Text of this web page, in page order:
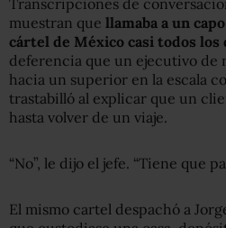
muestran que llamaba a un
cártel de México casi todos los
deferencia que un ejecutivo de
hacia un superior en la escala
trastabilló al explicar que un
hasta volver de un viaje.
“No”, le dijo el jefe. “Tiene que
El mismo cartel despachó a